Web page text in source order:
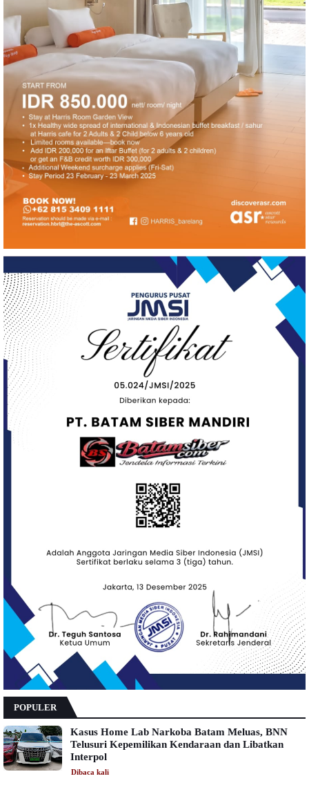
POPULER
Kasus Home Lab Narkoba Batam Meluas, BNN
Telusuri Kepemilikan Kendaraan dan Libatkan
Interpol
Dibaca kali